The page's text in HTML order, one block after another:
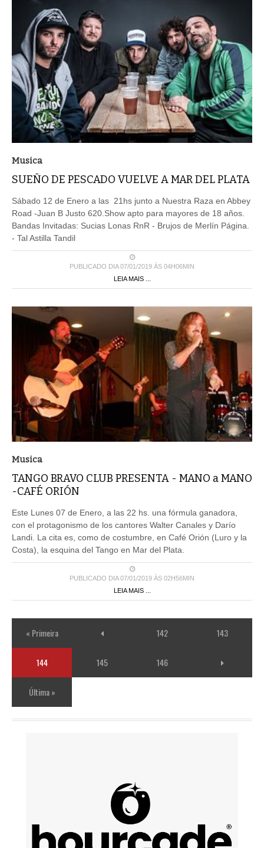
Musica
SUEÑO DE PESCADO VUELVE A MAR DEL PLATA
Sábado 12 de Enero a las 21hs junto a Nuestra Raza en Abbey
Road -Juan B Justo 620.Show apto para mayores de 18 años.
Bandas Invitadas: Sucias Lonas RnR - Brujos de Merlín Página.
- Tal Astilla Tandil
PUBLICADO DIA 07/01/2019 ÀS 04H06MIN
LEIA MAIS ...
Musica
TANGO BRAVO CLUB PRESENTA - MANO a MANO
-CAFÉ ORIÓN
Este Lunes 07 de Enero, a las 22 hs. una fórmula ganadora,
con el protagonismo de los cantores Walter Canales y Darío
Landi. La cita es, como de costumbre, en Café Orión (Luro y la
Costa), la esquina del Tango en Mar del Plata.
PUBLICADO DIA 07/01/2019 ÀS 02H56MIN
LEIA MAIS ...
« Primeira 142 143
144 145 146
Última »